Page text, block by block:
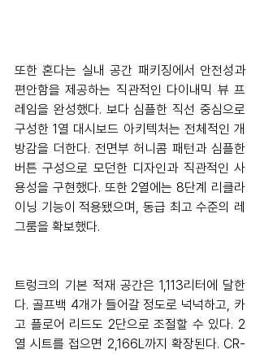
또한 혼다는 실내 공간 패키징에서 안전성과
편안함을 제공하는 직관적인 다이내믹 뷰 프
레임을 완성했다. 보다 심플한 직선 중심으로
구성한 1열 대시보드 아키텍처는 전체적인 개
방감을 더한다. 전면부 허니콤 패턴과 심플한
버튼 구성으로 모던한 디자인과 직관적인 사
용성을 구현했다. 또한 2열에는 8단계 리클라
이닝 기능이 적용됐으며, 동급 최고 수준의 레
그룸을 확보했다.
트렁크의 기본 적재 공간은 1,113리터에 달한
다. 골프백 4개가 들어갈 정도로 넉넉하고, 카
고 플로어 리드도 2단으로 조절할 수 있다. 2
열 시트를 접으면 2,166L까지 확장된다. CR-